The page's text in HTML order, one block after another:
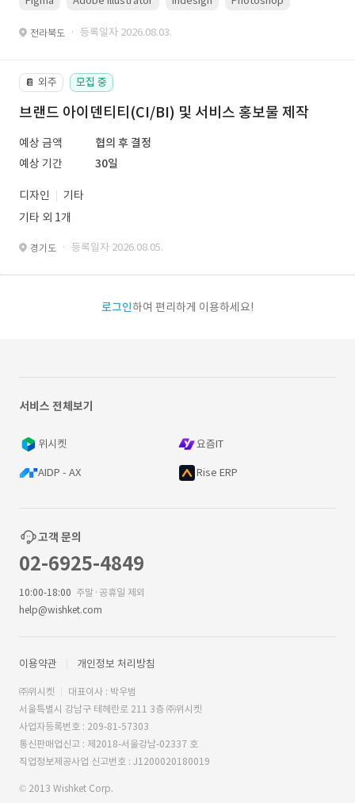
전라북도 · 등록일자 2026.08.03.
📔 외주 모집 중
브랜드 아이덴티티(CI/BI) 및 서비스 홍보물 제작
예상 금액
협의 후 결정
예상 기간
30일
디자인
기타
기타 외 1개
경기도 · 등록일자 2026.08.05.
로그인하여 편리하게 이용하세요!
서비스 전체보기
위시켓 요즘IT
AIDP - AX Rise ERP
고객 문의
02-6925-4849
10:00-18:00 주말·공휴일 제외
help@wishket.com
이용약관 개인정보 처리방침
㈜위시켓
대표이사 : 박우범
서울특별시 강남구 테헤란로 211 3층 ㈜위시켓
사업자등록번호 : 209-81-57303
통신판매업신고 : 제2018-서울강남-02337 호
직업정보제공사업 신고번호 : J1200020180019
© 2013 Wishket Corp.